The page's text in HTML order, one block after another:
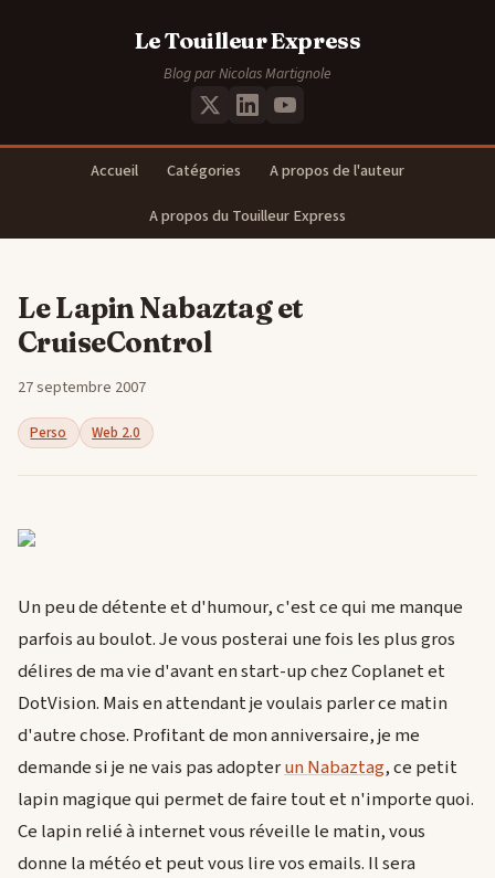
Le Touilleur Express
Blog par Nicolas Martignole
Accueil Catégories
A propos de l'auteur
A propos du Touilleur Express
Le Lapin Nabaztag et
CruiseControl
27 septembre 2007
Perso Web 2.0
Un peu de détente et d'humour, c'est ce qui me manque
parfois au boulot. Je vous posterai une fois les plus gros
délires de ma vie d'avant en start-up chez Coplanet et
DotVision. Mais en attendant je voulais parler ce matin
d'autre chose. Profitant de mon anniversaire, je me
demande si je ne vais pas adopterun Nabaztag, ce petit
lapin magique qui permet de faire tout et n'importe quoi.
Ce lapin relié à internet vous réveille le matin, vous
donne la météo et peut vous lire vos emails. Il sera